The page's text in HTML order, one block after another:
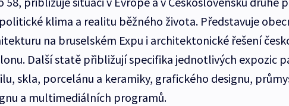
klima a realitu běžného života. Představuje
na bruselském Expu i architektonické řešení
Další statě přibližují specifika jednotlivých expozic
skla, porcelánu a keramiky, grafického designu,
a multimediálních programů.